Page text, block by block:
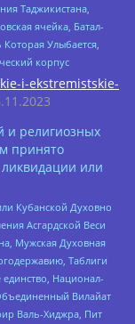
Таджикистана,
ячейка, Батал-
Улыбается,
корпус
i-ekstremistskie-
и религиозных
принято
или
Кубанской Духовно
Асгардской Веси
Мужская Духовная
Таблиги
Национал-
Вилайат
Валь-Хиджра, Пит